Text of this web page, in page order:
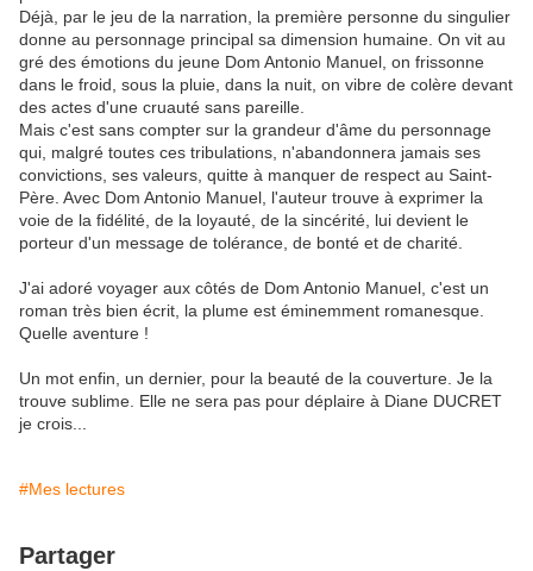
Déjà, par le jeu de la narration, la première personne du singulier
donne au personnage principal sa dimension humaine. On vit au
gré des émotions du jeune Dom Antonio Manuel, on frissonne
dans le froid, sous la pluie, dans la nuit, on vibre de colère devant
des actes d'une cruauté sans pareille.
Mais c'est sans compter sur la grandeur d'âme du personnage
qui, malgré toutes ces tribulations, n'abandonnera jamais ses
convictions, ses valeurs, quitte à manquer de respect au Saint-
Père. Avec Dom Antonio Manuel, l'auteur trouve à exprimer la
voie de la fidélité, de la loyauté, de la sincérité, lui devient le
porteur d'un message de tolérance, de bonté et de charité.
J'ai adoré voyager aux côtés de Dom Antonio Manuel, c'est un
roman très bien écrit, la plume est éminemment romanesque.
Quelle aventure !
Un mot enfin, un dernier, pour la beauté de la couverture. Je la
trouve sublime. Elle ne sera pas pour déplaire à Diane DUCRET
je crois...
#Mes lectures
Partager